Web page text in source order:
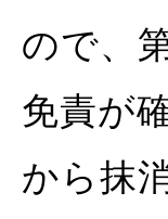
ので、
免責が
から抹